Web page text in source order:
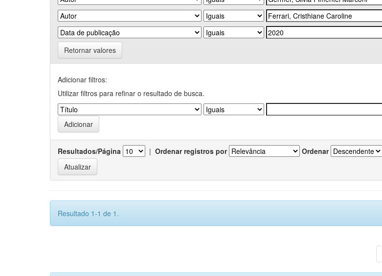
Retornar valores
Adicionar filtros:
Utilizar filtros para refinar o resultado de busca.
Resultados/Página | Ordenar registros por Ordenar
Resultado 1-1 de 1.